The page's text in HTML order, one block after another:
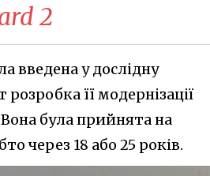
2
введена у дослідну
її модернізації
Вона була прийнята на
через 18 або 25 років.